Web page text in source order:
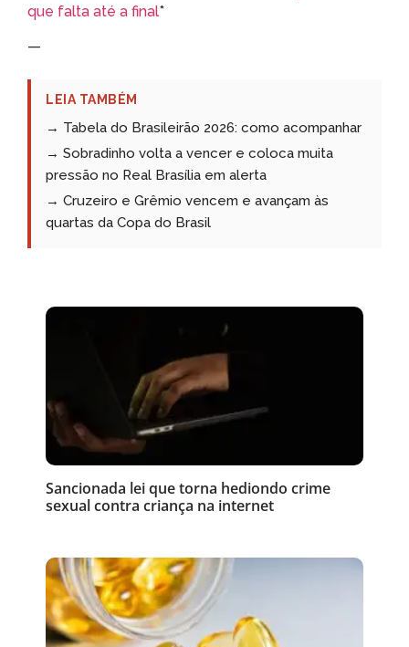
que falta até a final*
—
LEIA TAMBÉM
→ Tabela do Brasileirão 2026: como acompanhar
→ Sobradinho volta a vencer e coloca muita
pressão no Real Brasília em alerta
→ Cruzeiro e Grêmio vencem e avançam às
quartas da Copa do Brasil
Sancionada lei que torna hediondo crime
sexual contra criança na internet